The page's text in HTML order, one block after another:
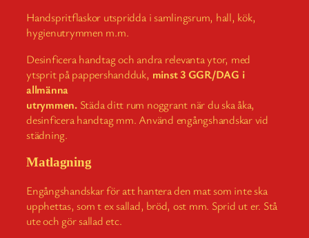
Handspritflaskor utspridda i samlingsrum, hall, kök,
hygienutrymmen m.m.
Desinficera handtag och andra relevanta ytor, med
ytsprit på pappershandduk, minst3 GGR/DAG i
allmänna
utrymmen. Städa ditt rum noggrant när du ska åka,
desinficera handtag mm. Använd engångshandskar vid
städning.
Matlagning
Engångshandskar för att hantera den mat som inte ska
upphettas, som t ex sallad, bröd, ost mm. Sprid ut er. Stå
ute och gör sallad etc.